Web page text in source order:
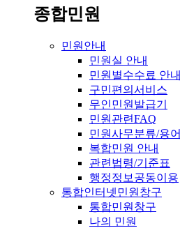
종합민원
민원안내
민원실 안내
민원별수수료 안내
구민편의서비스
무인민원발급기
민원관련FAQ
민원사무분류/용어
복합민원 안내
관련법령/기준표
행정정보공동이용
통합인터넷민원창구
통합민원창구
나의 민원